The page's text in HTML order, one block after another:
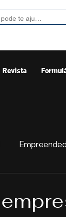
Revista